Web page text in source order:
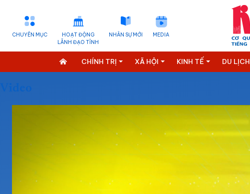
CHUYÊN MỤC
HOẠT ĐỘNG
LÃNH ĐẠO TỈNH
NHÂN SỰ MỚI MEDIA
CHÍNH TRỊ XÃ HỘI KINH TẾ DU LỊCH
Video